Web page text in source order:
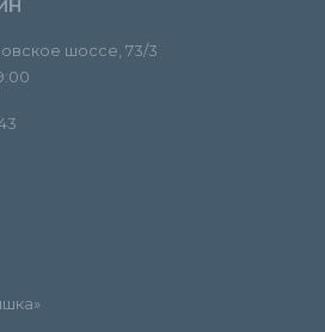
шоссе, 73/3